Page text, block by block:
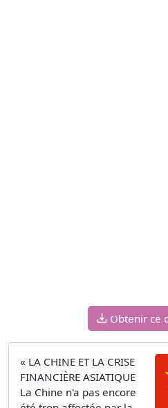
Obtenir ce
« LA CHINE ET LA CRISE
FINANCIÈRE ASIATIQUE
La Chine n'a pas encore